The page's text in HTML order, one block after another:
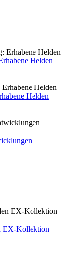
Helden
Helden
EX-Kollektion